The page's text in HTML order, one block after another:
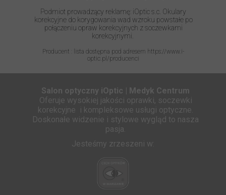
Podmiot prowadzący reklamę: iOptic s.c. Okulary
korekcyjne do korygowania wad wzroku powstałe po
połączeniu opraw korekcyjnych z soczewkami
korekcyjnymi.
Producent : lista dostępna pod adresem https://www.i-
optic.pl/producenci
Jesteśmy zrzeszeni w:
Salon optyczny iOptic | Medyk Centrum
Oferuje wysokiej jakości oprawki, soczewki
korekcyjne i kompleksowe usługi optyczne.
Doskonałe widzenie i stylowe wygląd to nasza
pasja.